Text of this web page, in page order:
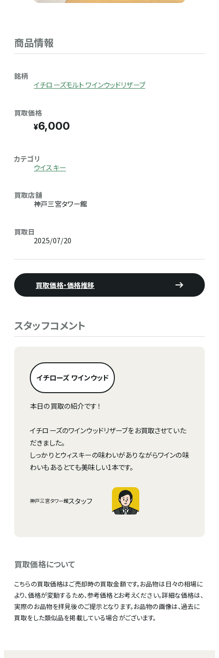
商品情報
銘柄
イチローズモルト ワインウッドリザーブ
買取価格
6,000
カテゴリ
ウイスキー
買取店舗
神戸三宮タワー館
買取日
2025/07/20
買取価格・価格推移
スタッフコメント
イチローズ ワインウッド
本日の買取の紹介です！
イチローズのワインウッドリザーブをお買取させていた
だきました。
しっかりとウィスキーの味わいがありながらワインの味
わいもあるとても美味しい1本です。
神戸三宮タワー館スタッフ
買取価格について
こちらの買取価格はご売却時の買取金額です。お品物は日々の相場に
より、価格が変動するため、参考価格とお考えください。詳細な価格は、
実際のお品物を拝見後のご提示となります。お品物の画像は、過去に
買取をした類似品を掲載している場合がございます。